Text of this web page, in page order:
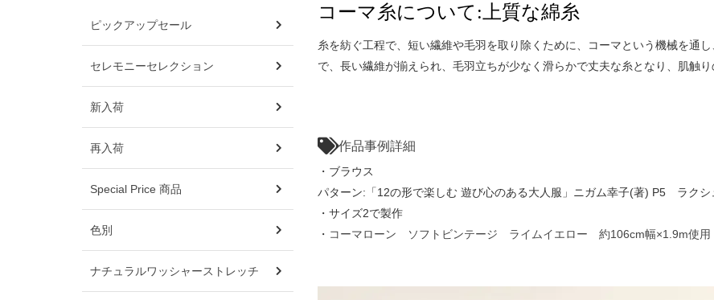
コーマ糸について:上質な綿糸
糸を紡ぐ工程で、短い繊維や毛羽を取り除くために、コーマという機械を通
で、長い繊維が揃えられ、毛羽立ちが少なく滑らかで丈夫な糸となり、肌触り
作品事例詳細
・ブラウス
パターン:「12の形で楽しむ 遊び心のある大人服」ニガム幸子(著) P5 ラク
・サイズ2で製作
・ コーマローン ソフトビンテージ ライムイエロー 約106cm幅×1.9m使用
ピックアップセール
セレモニーセレクション
新入荷
再入荷
Special Price 商品
色別
ナチュラルワッシャーストレッチ